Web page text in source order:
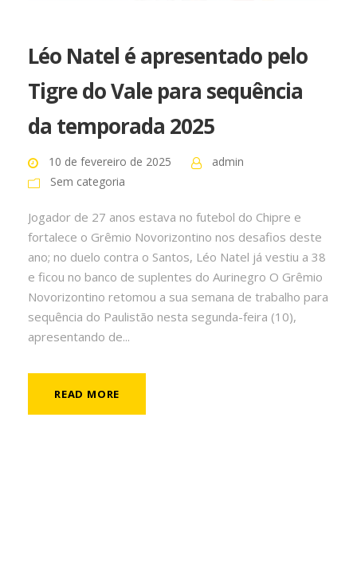
Léo Natel é apresentado pelo
Tigre do Vale para sequência
da temporada 2025
10 de fevereiro de 2025
admin
Sem categoria
Jogador de 27 anos estava no futebol do Chipre e
fortalece o Grêmio Novorizontino nos desafios deste
ano; no duelo contra o Santos, Léo Natel já vestiu a 38
e ficou no banco de suplentes do Aurinegro O Grêmio
Novorizontino retomou a sua semana de trabalho para
sequência do Paulistão nesta segunda-feira (10),
apresentando de...
READ MORE